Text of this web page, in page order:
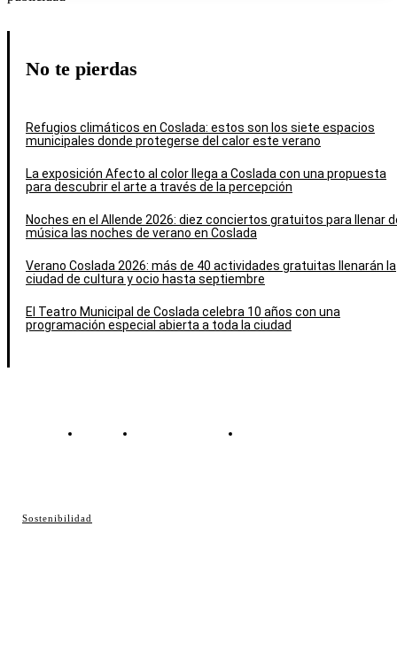
Sostenibilidad
No te pierdas
Refugios climáticos en Coslada: estos son los siete espacios
municipales donde protegerse del calor este verano
La exposición Afecto al color llega a Coslada con una propuesta
para descubrir el arte a través de la percepción
Noches en el Allende 2026: diez conciertos gratuitos para llenar
música las noches de verano en Coslada
Verano Coslada 2026: más de 40 actividades gratuitas llenarán la
ciudad de cultura y ocio hasta septiembre
El Teatro Municipal de Coslada celebra 10 años con una
programación especial abierta a toda la ciudad
Contacto Política de cookies